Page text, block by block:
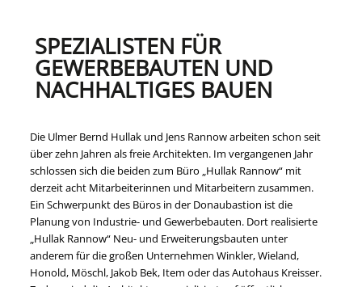
SPEZIALISTEN FÜR
GEWERBEBAUTEN UND
NACHHALTIGES BAUEN
Die Ulmer Bernd Hullak und Jens Rannow arbeiten schon seit
über zehn Jahren als freie Architekten. Im vergangenen Jahr
schlossen sich die beiden zum Büro „Hullak Rannow“ mit
derzeit acht Mitarbeiterinnen und Mitarbeitern zusammen.
Ein Schwerpunkt des Büros in der Donaubastion ist die
Planung von Industrie- und Gewerbebauten. Dort realisierte
„Hullak Rannow“ Neu- und Erweiterungsbauten unter
anderem für die großen Unternehmen Winkler, Wieland,
Honold, Möschl, Jakob Bek, Item oder das Autohaus Kreisser.